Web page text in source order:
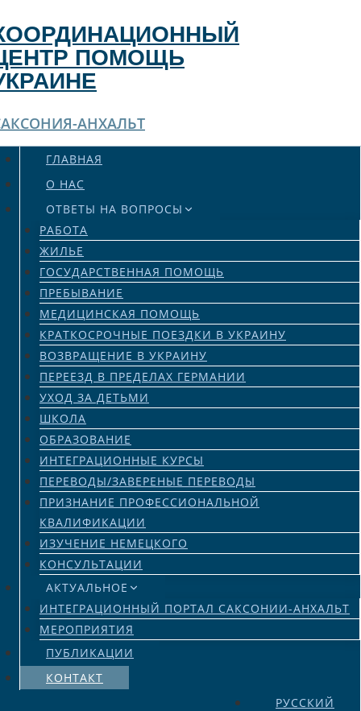
к
содержимомуПОМОЩЬ
АНХАЛЬТ
ГЛАВНАЯ
О НАС
ОТВЕТЫ НА ВОПРОСЫ
РАБОТА
ЖИЛЬЕ
ГОСУДАРСТВЕННАЯ ПОМОЩЬ
ПРЕБЫВАНИЕ
МЕДИЦИНСКАЯ ПОМОЩЬ
КРАТКОСРОЧНЫЕ ПОЕЗДКИ В УКРАИНУ
ВОЗВРАЩЕНИЕ В УКРАИНУ
ПЕРЕЕЗД В ПРЕДЕЛАХ ГЕРМАНИИ
УХОД ЗА ДЕТЬМИ
ШКОЛА
ОБРАЗОВАНИЕ
ИНТЕГРАЦИОННЫЕ КУРСЫ
ПЕРЕВОДЫ/ЗАВЕРЕНЫЕ ПЕРЕВОДЫ
ПРИЗНАНИЕ ПРОФЕССИОНАЛЬНОЙ
КВАЛИФИКАЦИИ
ИЗУЧЕНИЕ НЕМЕЦКОГО
КОНСУЛЬТАЦИИ
АКТУАЛЬНОЕ
ИНТЕГРАЦИОННЫЙ ПОРТАЛ САКСОНИИ-АНХАЛЬТ
МЕРОПРИЯТИЯ
ПУБЛИКАЦИИ
КОНТАКТ
РУССКИЙ